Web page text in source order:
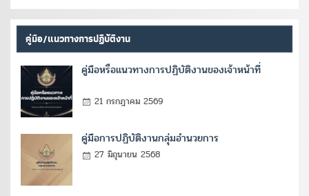
คู่มือ/แนวทางการปฏิบัติงาน
คู่มือหรือแนวทางการปฏิบัติงานของเจ้าหน้าที่
21 กรกฎาคม 2569
คู่มือการปฏิบัติงานกลุ่มอำนวยการ
27 มิถุนายน 2568